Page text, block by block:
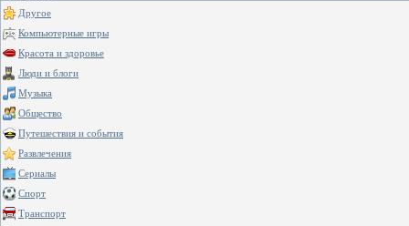
Другое
Компьютерные игры
Красота и здоровье
Люди и блоги
Музыка
Общество
Путешествия и события
Развлечения
Сериалы
Спорт
Транспорт